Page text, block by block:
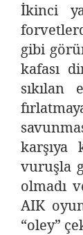
İkinci
gibi
kafası
sıkılan
karşıya
vuruşla
olmadı
AIK
“oley”